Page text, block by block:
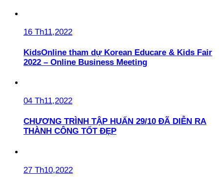
16 Th11,2022
KidsOnline tham dự Korean Educare & Kids Fair
2022 – Online Business Meeting
04 Th11,2022
CHƯƠNG TRÌNH TẬP HUẤN 29/10 ĐÃ DIỄN RA
THÀNH CÔNG TỐT ĐẸP
27 Th10,2022